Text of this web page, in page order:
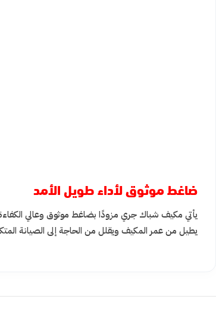
ضاغط موثوق لأداء طويل الأمد
يأتي مكيف شباك جري مزودًا بضاغط موثوق وعالي
يطيل من عمر المكيف ويقلل من الحاجة إلى الصيانة